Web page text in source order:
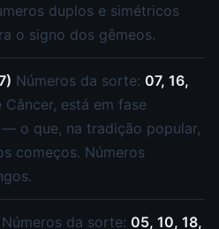
duplos e simétricos
o signo dos gêmeos.
Números da sorte: 07, 16,
Câncer, está em fase
o que, na tradição popular,
começos. Números
Números da sorte: 05, 10, 18,